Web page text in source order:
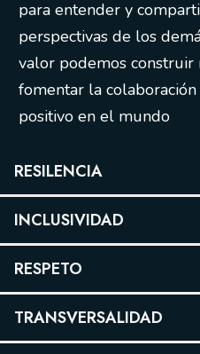
para entender y
perspectivas de los
valor podemos construir
fomentar la
positivo en el mundo
RESILENCIA
INCLUSIVIDAD
RESPETO
TRANSVERSALIDAD